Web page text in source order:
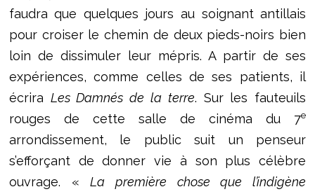
faudra que quelques jours au soignant antillais
pour croiser le chemin de deux pieds-noirs bien
loin de dissimuler leur mépris. A partir de ses
expériences, comme celles de ses patients, il
écrira Les Damnés de la terre. Sur les fauteuils
rouges de cette salle de cinéma du 7e
arrondissement, le public suit un penseur
s’efforçant de donner vie à son plus célèbre
ouvrage. «La première chose que l’indigène